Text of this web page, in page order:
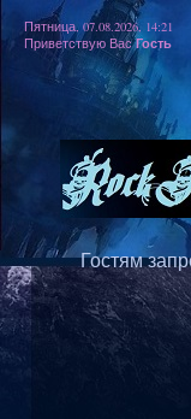
Пятница, 07.08.2026, 14:21
Приветствую Вас Гость
Гостям